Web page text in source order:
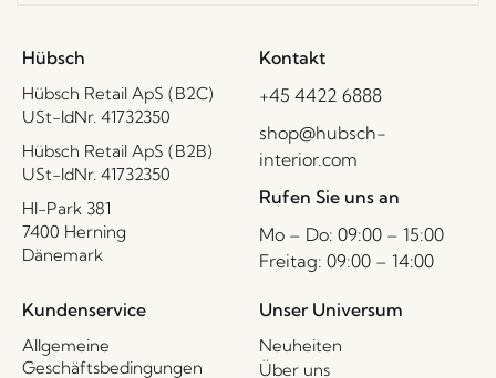
Hübsch
Hübsch Retail ApS (B2C)
USt-IdNr. 41732350
Hübsch Retail ApS (B2B)
USt-IdNr. 41732350
HI-Park 381
7400 Herning
Dänemark
Kontakt
+45 4422 6888
shop@hubsch-
interior.com
Rufen Sie uns an
Mo – Do: 09:00 – 15:00
Freitag: 09:00 – 14:00
Kundenservice
Allgemeine
Geschäftsbedingungen
Unser Universum
Neuheiten
Über uns